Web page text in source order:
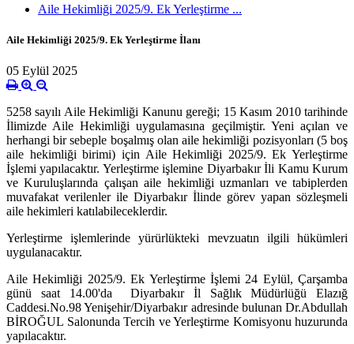
Aile Hekimliği 2025/9. Ek Yerleştirme ...
Aile Hekimliği 2025/9. Ek Yerleştirme İlanı
05 Eylül 2025
5258 sayılı Aile Hekimliği Kanunu gereği; 15 Kasım 2010 tarihinde
İlimizde Aile Hekimliği uygulamasına geçilmiştir. Yeni açılan ve
herhangi bir sebeple boşalmış olan aile hekimliği pozisyonları (5 boş
aile hekimliği birimi) için Aile Hekimliği 2025/9. Ek Yerleştirme
İşlemi yapılacaktır. Yerleştirme işlemine Diyarbakır İli Kamu Kurum
ve Kuruluşlarında çalışan aile hekimliği uzmanları ve tabiplerden
muvafakat verilenler ile Diyarbakır İlinde görev yapan sözleşmeli
aile hekimleri katılabileceklerdir.
Yerleştirme işlemlerinde yürürlükteki mevzuatın ilgili hükümleri
uygulanacaktır.
Aile Hekimliği 2025/9. Ek Yerleştirme İşlemi 24 Eylül, Çarşamba
günü saat 14.00'da Diyarbakır İl Sağlık Müdürlüğü Elazığ
Caddesi.No.98 Yenişehir/Diyarbakır adresinde bulunan Dr.Abdullah
BİROĞUL Salonunda Tercih ve Yerleştirme Komisyonu huzurunda
yapılacaktır.